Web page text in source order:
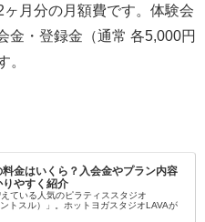
月分の月額費です。体験会
金・登録金（通常 各5,000円
。
料金はいくら？入会金やプラン内容
やすく紹介
ている人気のピラティススタジオ
ントスル）」。ホットヨガスタジオLAVAが